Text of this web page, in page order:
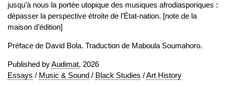
jusqu’à nous la portée utopique des musiques afrodiasporiques :
dépasser la perspective étroite de l’État-nation. [note de la
maison d’édition]
Préface de David Bola. Traduction de Maboula Soumahoro.
Published byAudimat, 2026
Essays / Music & Sound / Black Studies /Art History